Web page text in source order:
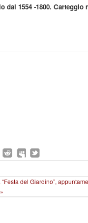
dal 1554 -1800.
“Festa del Giardino”,